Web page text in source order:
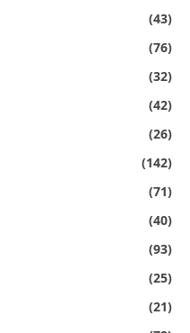
(43)
(76)
(32)
(42)
(26)
(142)
(71)
(40)
(93)
(25)
(21)